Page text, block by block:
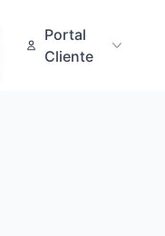
Portal
Cliente